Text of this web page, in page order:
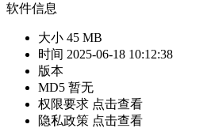
软件信息
大小 45 MB
时间 2025-06-18 10:12:38
版本
MD5 暂无
权限要求 点击查看
隐私政策 点击查看